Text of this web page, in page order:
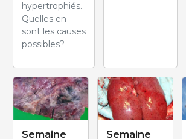
hypertrophiés.
Quelles en
sont les causes
possibles?
Semaine
Semaine